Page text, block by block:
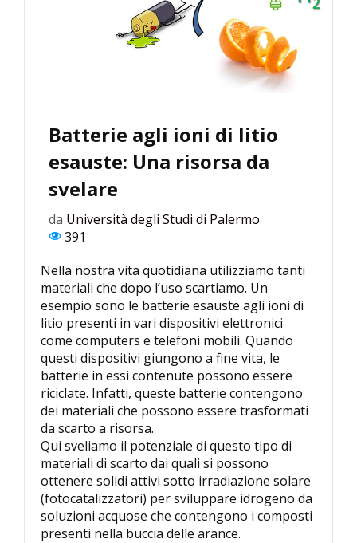
Batterie agli ioni di litio
esauste: Una risorsa da
svelare
da Università degli Studi di Palermo
391
Nella nostra vita quotidiana utilizziamo tanti
materiali che dopo l’uso scartiamo. Un
esempio sono le batterie esauste agli ioni di
litio presenti in vari dispositivi elettronici
come computers e telefoni mobili. Quando
questi dispositivi giungono a fine vita, le
batterie in essi contenute possono essere
riciclate. Infatti, queste batterie contengono
dei materiali che possono essere trasformati
da scarto a risorsa.
Qui sveliamo il potenziale di questo tipo di
materiali di scarto dai quali si possono
ottenere solidi attivi sotto irradiazione solare
(fotocatalizzatori) per sviluppare idrogeno da
soluzioni acquose che contengono i composti
presenti nella buccia delle arance.